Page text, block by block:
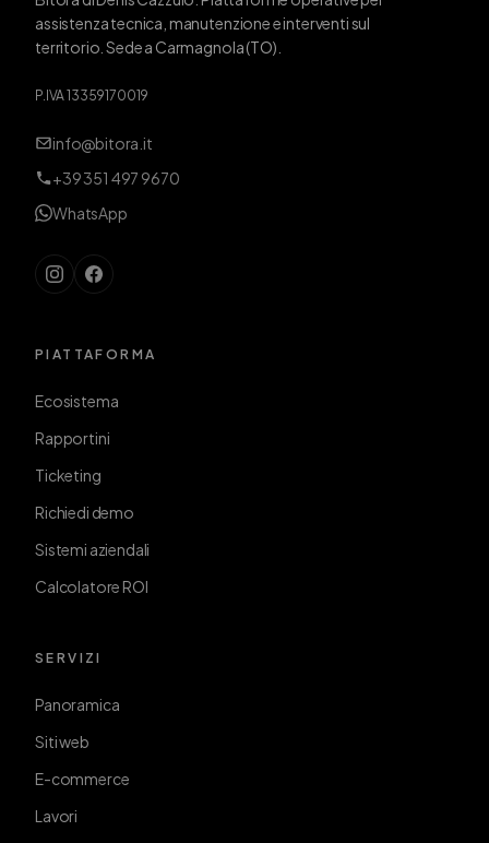
assistenza tecnica, manutenzione e interventi sul
territorio. Sede a Carmagnola (TO).
P.IVA 13359170019
info@bitora.it
+39 351 497 9670
WhatsApp
PIATTAFORMA
Ecosistema
Rapportini
Ticketing
Richiedi demo
Sistemi aziendali
Calcolatore ROI
SERVIZI
Panoramica
Siti web
E-commerce
Lavori